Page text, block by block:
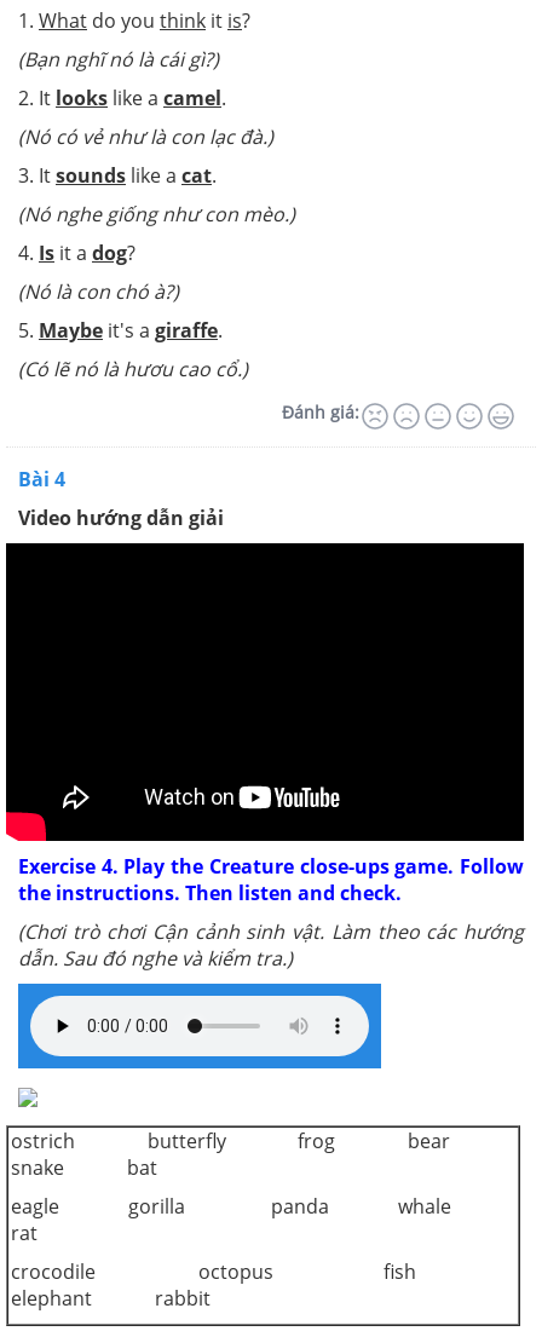
1. What do you think it is?
(Bạn nghĩ nó là cái gì?)
2. It looks like a camel.
(Nó có vẻ như là con lạc đà.)
3. Itsounds like a cat.
(Nó nghe giống như con mèo.)
4. Is it a dog?
(Nó là con chó à?)
5. Maybe it's a giraffe.
(Có lẽ nó là hươu cao cổ.)
Đánh giá:
Bài 4
Video hướng dẫn giải
Exercise 4. Play the Creature close-ups game. Follow
the instructions. Then listen and check.
(Chơi trò chơi Cận cảnh sinh vật. Làm theo các hướng
dẫn. Sau đó nghe và kiểm tra.)
ostrich butterfly frog bear
snake bat
eagle gorilla panda whale
rat
crocodile octopus fish
elephant rabbit